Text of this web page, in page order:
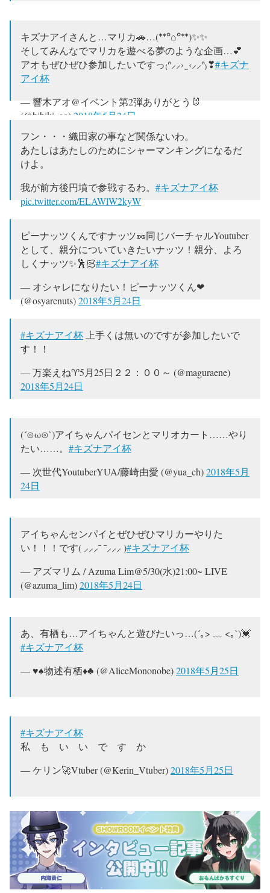
キズナアイさんと…マリカ🚗…(ᕯᐤ⌂︎ᐤᕯ)✨✨
そしてみんなでマリカを遊べる夢のような企画…💕
アオもぜひぜひ参加したいですっ₍ᐢ⸝⸝› ̫ ‹⸝⸝ᐢ₎❣#キズナ
アイ杯
— 響木アオ@イベント第2弾ありがとう🐰
(@hibiki_ao) 2018年5月24日
フン・・・織田家の事など関係ないわ。
あたしはあたしのためにシャーマンキングになるだ
けよ。
我が前方後円墳で参戦するわ。 #キズナアイ杯
pic.twitter.com/ELAWlW2kyW
ピーナッツくんですナッツ🥜同じバーチャルYoutuber
として、親分についていきたいナッツ！親分、よろ
しくナッツ✨🕺🏻#キズナアイ杯
— オシャレになりたい！ピーナッツくん❤
(@osyarenuts)2018年5月24日
#キズナアイ杯 上手くは無いのですが参加したいで
す！！
— 万楽えね♈5月25日２２：００～ (@maguraene)
2018年5月24日
(´⊙ω⊙`)アイちゃんパイセンとマリオカート……やり
たい……。 #キズナアイ杯
— 次世代YoutuberYUA/藤崎由愛 (@yua_ch)2018年5月
24日
アイちゃんセンパイとぜひぜひマリカーやりた
い！！！です( ⸝⸝⸝¯ ¯⸝⸝⸝ )#キズナアイ杯
— アズマリム / Azuma Lim@5/30(水)21:00~ LIVE
(@azuma_lim)2018年5月24日
あ、有栖も…アイちゃんと遊びたいっ…(´｡> ﹏ <｡`)💓
#キズナアイ杯
— ♥️♠️物述有栖♦️♣️ (@AliceMononobe)2018年5月25日
#キズナアイ杯
私 も い い で す か
— ケリン🚀Vtuber (@Kerin_Vtuber)2018年5月25日